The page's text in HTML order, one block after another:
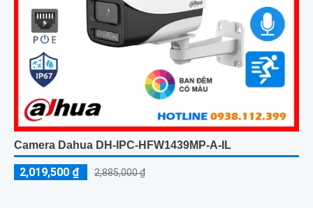
Camera Dahua DH-IPC-HFW1439MP-A-IL
2,019,500 ₫ 2,885,000 ₫